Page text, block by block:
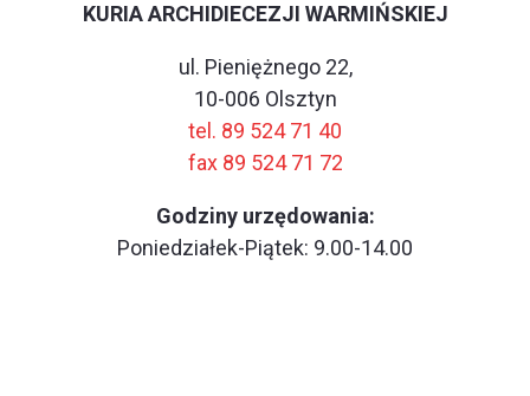
KURIA ARCHIDIECEZJI WARMIŃSKIEJ
ul. Pieniężnego 22,
10-006 Olsztyn
tel. 89 524 71 40
fax 89 524 71 72
Godziny urzędowania:
Poniedziałek-Piątek: 9.00-14.00